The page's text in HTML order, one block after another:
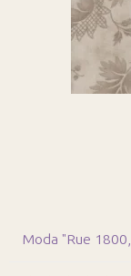
Moda "Rue